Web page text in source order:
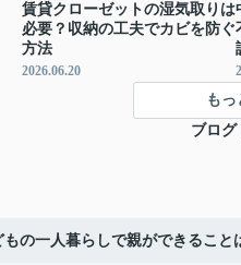
賃貸クローゼットの湿気取りは
必要？収納の工夫でカビを防ぐ
方法
2026.06.20
もっ
ブログ
もの一人暮らしで親ができるこ